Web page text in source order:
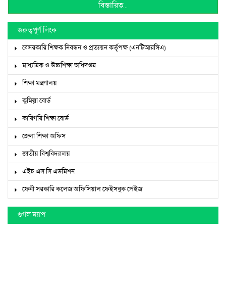
বিস্তারিত...
গুরুত্বপূর্ণ লিংক
বেসরকারি শিক্ষক নিবন্ধন ও প্রত্যয়ন কর্তৃপক্ষ (এনটিআরসিএ)
মাধ্যমিক ও উচ্চশিক্ষা অধিদপ্তর
শিক্ষা মন্ত্রণালয়
কুমিল্লা বোর্ড
কারিগরি শিক্ষা বোর্ড
জেলা শিক্ষা অফিস
জাতীয় বিশ্ববিদ্যালয়
এইচ এস সি এডমিশন
ফেনী সরকারি কলেজ অফিসিয়াল ফেইসবুক পেইজ
গুগল ম্যাপ